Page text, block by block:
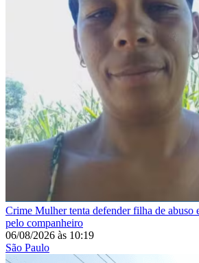
Crime Mulher tenta defender filha de abuso
pelo companheiro
06/08/2026 às 10:19
São Paulo